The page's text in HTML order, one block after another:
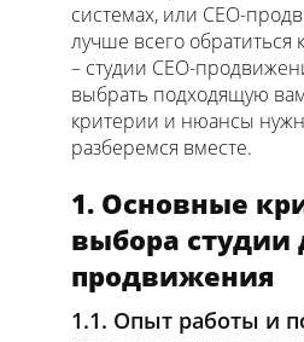
системах, или СЕО-
лучше всего обратиться
– студии СЕО-
выбрать подходящую
критерии и нюансы
разберемся вместе.
1. Основные
выбора студии
продвижения
1.1. Опыт работы и